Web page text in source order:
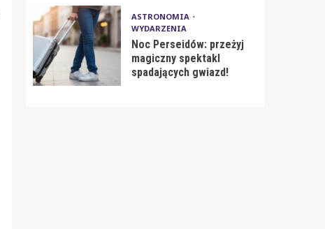
ASTRONOMIA
WYDARZENIA
Noc Perseidów: przeżyj
magiczny spektakl
spadających gwiazd!